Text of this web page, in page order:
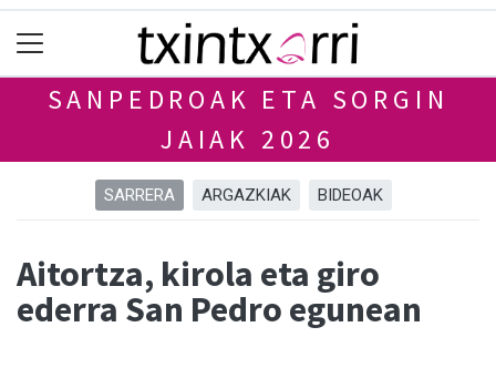
SANPEDROAK ETA SORGIN
JAIAK 2026
SARRERA ARGAZKIAK BIDEOAK
Aitortza, kirola eta giro
ederra San Pedro egunean